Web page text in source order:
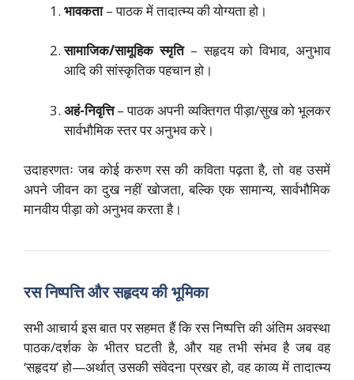
भावकता– पाठक में तादात्म्य की योग्यता हो।
सामाजिक/सामूहिक स्मृति– सहृदय को विभाव, अनुभाव
आदि की सांस्कृतिक पहचान हो।
अहं-निवृत्ति– पाठक अपनी व्यक्तिगत पीड़ा/सुख को भूलकर
सार्वभौमिक स्तर पर अनुभव करे।
उदाहरणतः जब कोई करुण रस की कविता पढ़ता है, तो वह उसमें
अपने जीवन का दुख नहीं खोजता, बल्कि एक सामान्य, सार्वभौमिक
मानवीय पीड़ा को अनुभव करता है।
रस निष्पत्ति और सहृदय की भूमिका
सभी आचार्य इस बात पर सहमत हैं कि रस निष्पत्ति की अंतिम अवस्था
पाठक/दर्शक के भीतर घटती है, और यह तभी संभव है जब वह
‘सहृदय’ हो—अर्थात् उसकी संवेदना प्रखर हो, वह काव्य में तादात्म्य